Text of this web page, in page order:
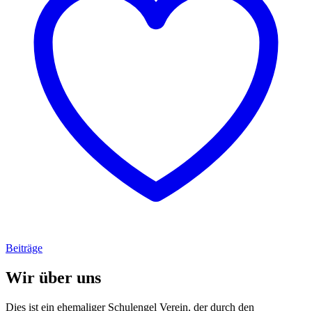
Beiträge
Wir über uns
Dies ist ein ehemaliger Schulengel Verein, der durch den